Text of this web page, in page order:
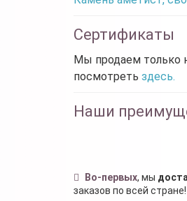
Сертификаты
Мы продаем только
посмотреть здесь.
Наши
Во-первых, мы
заказов по всей